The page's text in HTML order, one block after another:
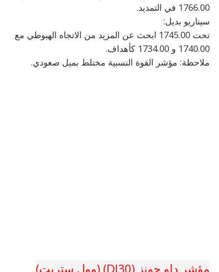
1766.00 في التمديد.
سيناريو بديل:
تحت 1745.00 ابحث عن المزيد من الاتجاه الهبوطي مع
1740.00 و 1734.00 كأهداف.
ملاحظة: مؤشر القوة النسبية مختلط بميل صعودي.
مؤشر داو جونز (DJ30) (وول ستريت)